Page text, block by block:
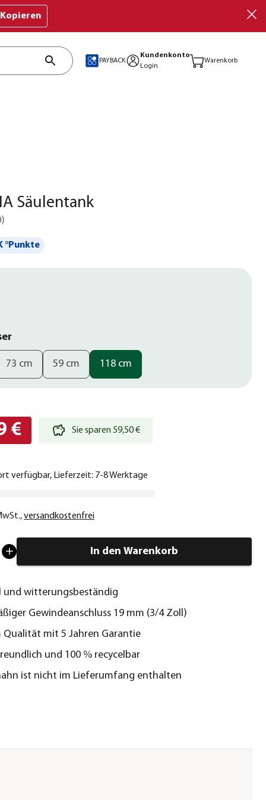
Kopieren
PAYBACK
Kundenkonto
Login
Warenkorb
Säulentank
)
°Punkte
73 cm 59 cm 118 cm
€ Sie sparen 59,50 €
verfügbar, Lieferzeit: 7-8 Werktage
,versandkostenfrei
In den Warenkorb
und witterungsbeständig
Gewindeanschluss 19 mm (3/4 Zoll)
Qualität mit 5 Jahren Garantie
und 100 % recycelbar
ist nicht im Lieferumfang enthalten